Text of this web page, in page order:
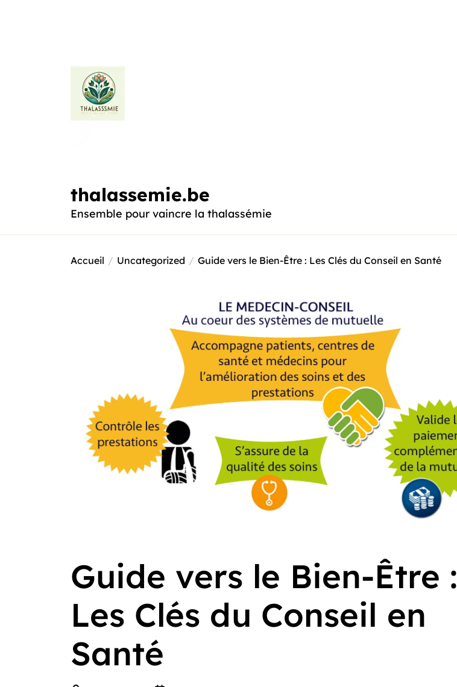
thalassemie.be
thalassemie.be
Ensemble pour vaincre la thalassémie
Accueil Uncategorized Guide vers le Bien-Être : Les Clés du Conseil en Santé
Guide vers le Bien-Être :
Les Clés du Conseil en
Santé